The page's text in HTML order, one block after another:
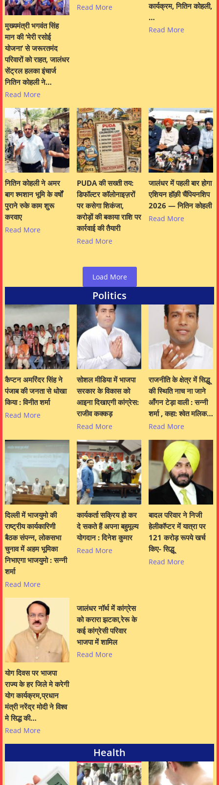
मुख्यमंत्री भगवंत सिंह
मान की ‘मेरी रसोई
योजना’ से जरूरतमंद
परिवारों को राहत, जालंधर
सेंट्रल हलका इंचार्ज
नितिन कोहली ने…
Read More
Read More
कार्यक्रम, नितिन कोहली,
…
Read More
नितिन कोहली ने अमर
बाग श्मशान भूमि के वर्षों
पुराने रुके काम शुरू
करवाए
Read More
PUDA की सख्ती तय:
डिफॉल्टर कॉलोनाइज़रों
पर कसेगा शिकंजा,
करोड़ों की बकाया राशि पर
कार्रवाई की तैयारी
Read More
जालंधर में पहली बार होगा
एशियन हॉक़ी चैंपियनशिप
2026 — नितिन कोहली
Read More
Load More
Politics
कैप्टन अमरिंदर सिंह ने
पंजाब की जनता से धोखा
किया : विनीत शर्मा
Read More
सोशल मीडिया में भाजपा
सरकार के विकास को
आइना दिखाएगी कांग्रेस:
राजीव कक्कड़
Read More
राजनीति के क्षेत्र में सिद्धू
की स्थिति नाच ना जाने
आँगन टेड़ा वाली : सन्नी
शर्मा , कहा: श्वेत मलिक…
Read More
दिल्ली में भाजयुमो की
राष्ट्रीय कार्यकारिणी
बैठक संपन्न, लोकसभा
चुनाव में अहम भूमिका
निभाएगा भाजयुमो : सन्नी
शर्मा
Read More
कार्यकर्ता सक्रिय हो कर
दे सकते हैं अपना बहुमूल्य
योगदान : दिनेश कुमार
Read More
बादल परिवार ने निजी
हेलीकॉप्टर में यात्रा पर
121 करोड़ रूपये खर्च
किए- सिद्धू
Read More
योग दिवस पर भाजपा
राज्य के हर जिले मे करेगी
योग कार्यक्रम,प्रधान
मंत्री नरेंद्र मोदी ने विश्व
मे सिद्ध की…
Read More
जालंधर नॉर्थ में कांग्रेस
को करारा झटका,रेरू के
कई कांग्रेसी परिवार
भाजपा में शामिल
Read More
Health